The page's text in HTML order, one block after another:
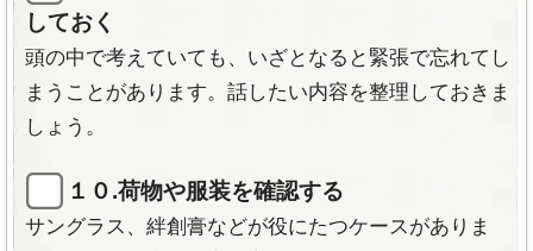
しておく
頭の中で考えていても、いざとなると緊張で忘れてし
まうことがあります。話したい内容を整理しておきま
しょう。
１０.荷物や服装を確認する
サングラス、絆創膏などが役にたつケースがありま